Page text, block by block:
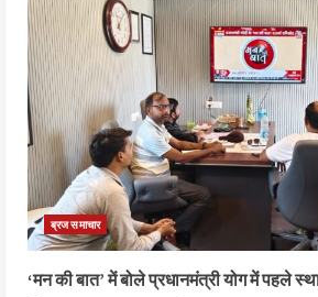
ब्रज समाचार
‘मन की बात’ में बोले प्रधानमंत्री योग में पहले